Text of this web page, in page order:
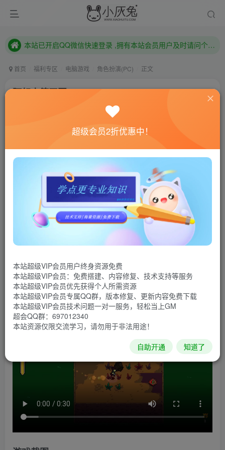
本站已开启QQ微信快速登录 ,拥有本站会员用户及时请问个人中心绑定！
本站已开启QQ微信快速登录 ,拥有本站会员用户及时请问个人中心绑定！
首页 福利专区 电脑游戏 角色扮演(PC) 正文
阿努查德王国/Anuchard
联网教程： 内附教程
单机教程： 内附教程
不懂的话联系客服！！！
本站的资源转载自国内外各大媒体和网络，仅供试玩体
验。如果您喜欢该游戏内容，请支持正版 →→→正版购买
游戏介绍
阿努查德王国从空中陨落了。几代人过去了，你被幸存
之铃。快向前闯，与怪物搏斗，解开谜题，恢复阿努查德往
日辉煌！
游戏视频
超级会员2折优惠中！
本站超级VIP会员用户终身资源免费
本站超级VIP会员：免费搭建、内容修复、技术支持等服务
本站超级VIP会员优先获得个人所需资源
本站超级VIP会员专属QQ群，版本修复、更新内容免费下载
本站超级VIP会员技术问题一对一服务，轻松当上GM
超会QQ群：697012340
本站资源仅限交流学习，请勿用于非法用途！
自助开通 知道了